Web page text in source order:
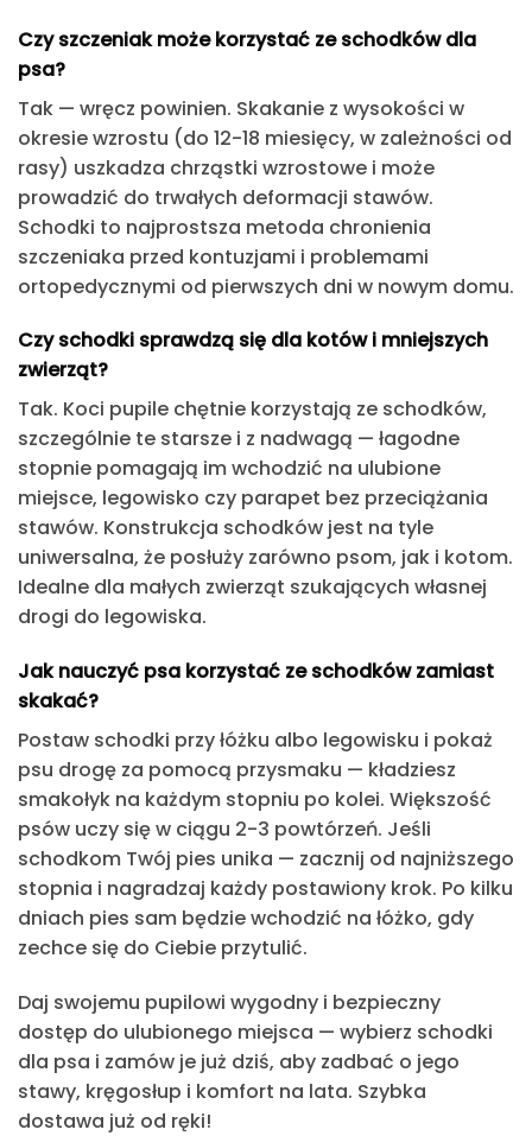
Czy szczeniak może korzystać ze schodków dla
psa?
Tak — wręcz powinien. Skakanie z wysokości w
okresie wzrostu (do 12-18 miesięcy, w zależności od
rasy) uszkadza chrząstki wzrostowe i może
prowadzić do trwałych deformacji stawów.
Schodki to najprostsza metoda chronienia
szczeniaka przed kontuzjami i problemami
ortopedycznymi od pierwszych dni w nowym domu.
Czy schodki sprawdzą się dla kotów i mniejszych
zwierząt?
Tak. Koci pupile chętnie korzystają ze schodków,
szczególnie te starsze i z nadwagą — łagodne
stopnie pomagają im wchodzić na ulubione
miejsce, legowisko czy parapet bez przeciążania
stawów. Konstrukcja schodków jest na tyle
uniwersalna, że posłuży zarówno psom, jak i kotom.
Idealne dla małych zwierząt szukających własnej
drogi do legowiska.
Jak nauczyć psa korzystać ze schodków zamiast
skakać?
Postaw schodki przy łóżku albo legowisku i pokaż
psu drogę za pomocą przysmaku — kładziesz
smakołyk na każdym stopniu po kolei. Większość
psów uczy się w ciągu 2-3 powtórzeń. Jeśli
schodkom Twój pies unika — zacznij od najniższego
stopnia i nagradzaj każdy postawiony krok. Po kilku
dniach pies sam będzie wchodzić na łóżko, gdy
zechce się do Ciebie przytulić.
Daj swojemu pupilowi wygodny i bezpieczny
dostęp do ulubionego miejsca — wybierz schodki
dla psa i zamów je już dziś, aby zadbać o jego
stawy, kręgosłup i komfort na lata. Szybka
dostawa już od ręki!